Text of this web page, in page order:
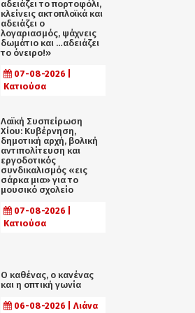
αδειάζει το πορτοφόλι,
κλείνεις ακτοπλοϊκά και
αδειάζει ο
λογαριασμός, ψάχνεις
δωμάτιο και …αδειάζει
το όνειρο!»
07-08-2026 |
Κατιούσα
Λαϊκή Συσπείρωση
Χίου: Κυβέρνηση,
δημοτική αρχή, βολική
αντιπολίτευση και
εργοδοτικός
συνδικαλισμός «εις
σάρκα μια» για το
μουσικό σχολείο
07-08-2026 |
Κατιούσα
Ο καθένας, ο κανένας
και η οπτική γωνία
06-08-2026 | Λιάνα